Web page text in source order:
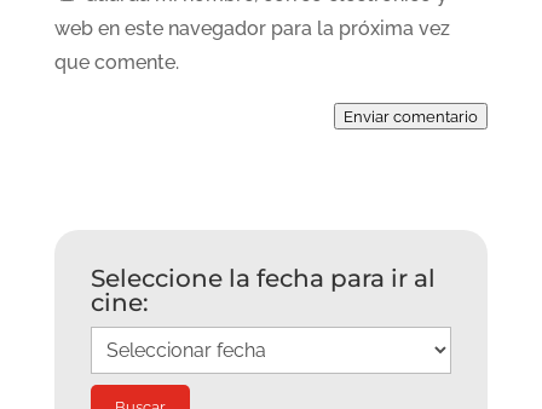
web en este navegador para la próxima vez
que comente.
Enviar comentario
Seleccione la fecha para ir al
cine: